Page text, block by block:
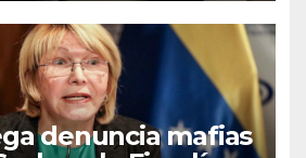
denuncia mafias